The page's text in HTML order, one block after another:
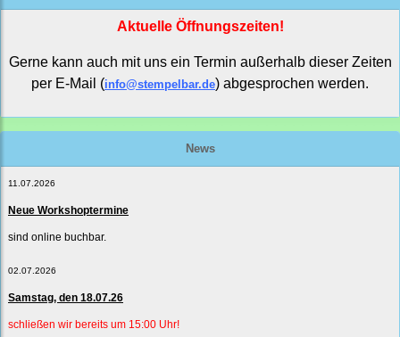
Aktuelle Öffnungszeiten!
Gerne kann auch mit uns ein Termin außerhalb dieser Zeiten
per E-Mail (info@stempelbar.de) abgesprochen werden.
News
11.07.2026
Neue Workshoptermine
sind online buchbar.
02.07.2026
Samstag, den 18.07.26
schließen wir bereits um 15:00 Uhr!